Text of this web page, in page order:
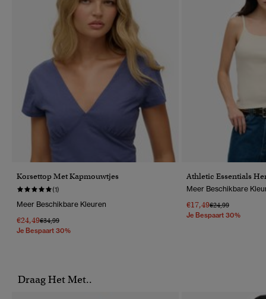
Korsettop Met Kapmouwtjes
(1)
Meer Beschikbare Kleuren
€24,49Prijs Verlaagd Van
€34,99Naar
Je Bespaart 30%
Athletic Essentials
Meer Beschikbare
€17,49Prijs Verlaagd Van
€24,99Naar
Je Bespaart 30%
Draag Het Met..